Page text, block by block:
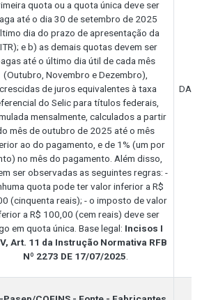
quota ou a quota única deve ser
até o dia 30 de setembro de 2025
dia do prazo de apresentação da
e b) as demais quotas devem ser
até o último dia útil de cada mês
(Outubro, Novembro e Dezembro),
de juros equivalentes à taxa
do Selic para títulos federais,
mensalmente, calculados a partir
mês de outubro de 2025 até o mês
ao do pagamento, e de 1% (um por
no mês do pagamento. Além disso,
ser observadas as seguintes regras: -
quota pode ter valor inferior a R$
(cinquenta reais); - o imposto de valor
a R$ 100,00 (cem reais) deve ser
em quota única. Base legal: Incisos I
Art. 11 da Instrução Normativa RFB
Nº 2273 DE 17/07/2025